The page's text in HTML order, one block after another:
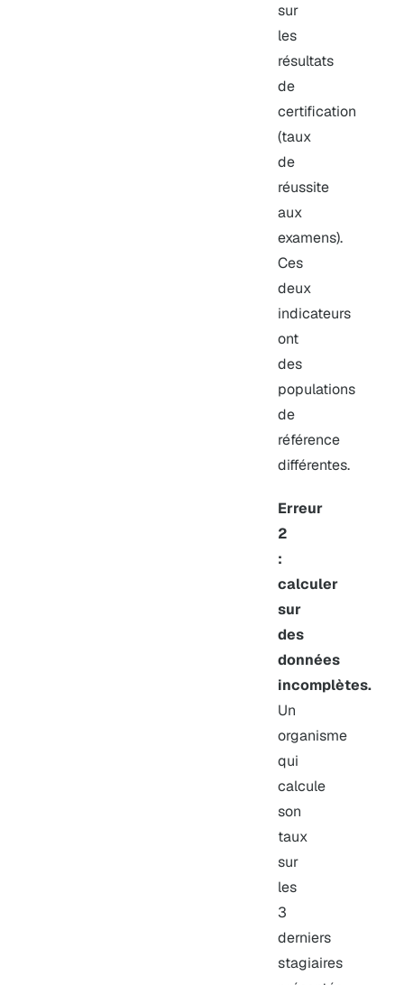
sur
les
résultats
de
certification
(taux
de
réussite
aux
examens).
Ces
deux
indicateurs
ont
des
populations
de
référence
différentes.
Erreur
2
:
calculer
sur
des
données
incomplètes.
Un
organisme
qui
calcule
son
taux
sur
les
3
derniers
stagiaires